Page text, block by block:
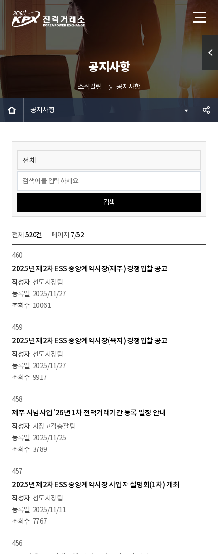
공지사항
소식알림 공지사항
공지사항
검색
전체 520건 페이지 7/52
460
2025년 제2차 ESS 중앙계약시장(제주) 경쟁입찰 공고
선도시장팀
2025/11/27
10061
459
2025년 제2차 ESS 중앙계약시장(육지) 경쟁입찰 공고
선도시장팀
2025/11/27
9917
458
제주 시범사업 '26년 1차 전력거래기간 등록 일정 안내
시장고객총괄팀
2025/11/25
3789
457
2025년 제2차 ESS 중앙계약시장 사업자 설명회(1차) 개최
선도시장팀
2025/11/11
7767
456